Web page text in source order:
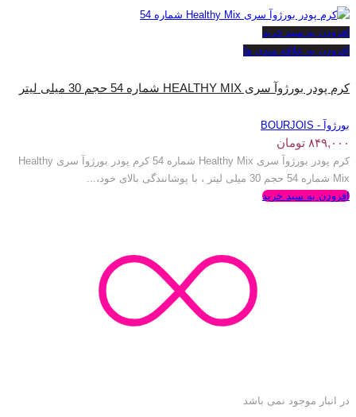
افزودن به سبد خرید
افزودن به علاقه مندی ها
کرم پودر بورژوآ سری HEALTHY MIX شماره 54 حجم 30 میلی لیتر
بورژوآ - BOURJOIS
۸۴۹,۰۰۰ تومان
کرم پودر بورژوآ سری Healthy Mix شماره 54 کرم پودر بورژوآ سری Healthy
Mix شماره 54 حجم 30 میلی لیتر ، با پوشانندگی بالای خود،...
افزودن به سبد خرید
در انبار موجود نمی باشد